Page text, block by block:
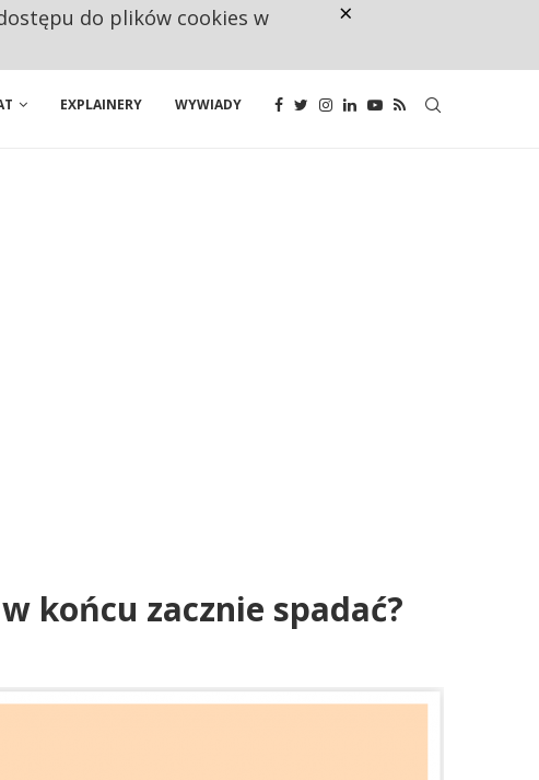
EXPLAINERY WYWIADY
końcu zacznie spadać?
do plików cookies w
×